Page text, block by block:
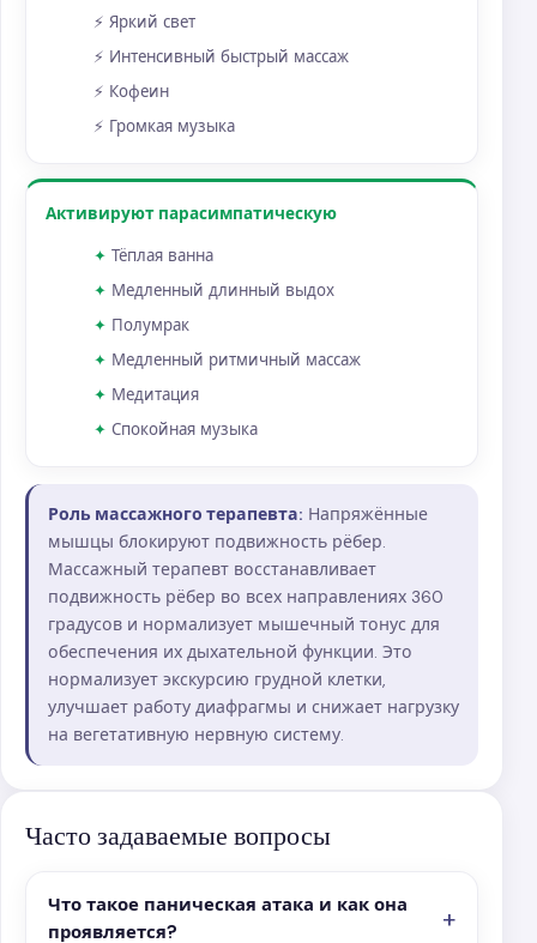
Яркий свет
Интенсивный быстрый массаж
Кофеин
Громкая музыка
Активируют парасимпатическую
Тёплая ванна
Медленный длинный выдох
Полумрак
Медленный ритмичный массаж
Медитация
Спокойная музыка
Роль массажного терапевта: Напряжённые
мышцы блокируют подвижность рёбер.
Массажный терапевт восстанавливает
подвижность рёбер во всех направлениях 360
градусов и нормализует мышечный тонус для
обеспечения их дыхательной функции. Это
нормализует экскурсию грудной клетки,
улучшает работу диафрагмы и снижает нагрузку
на вегетативную нервную систему.
Часто задаваемые вопросы
Что такое паническая атака и как она
проявляется?